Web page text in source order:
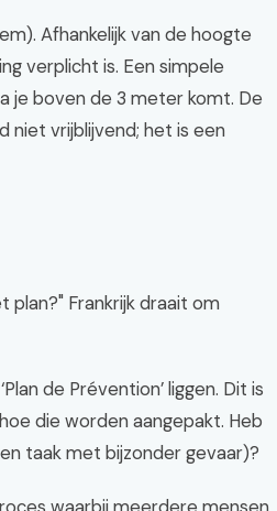
Afhankelijk van de hoogte
verplicht is. Een simpele
je boven de 3 meter komt. De
niet vrijblijvend; het is een
plan?" Frankrijk draait om
de Prévention’ liggen. Dit is
die worden aangepakt. Heb
taak met bijzonder gevaar)?